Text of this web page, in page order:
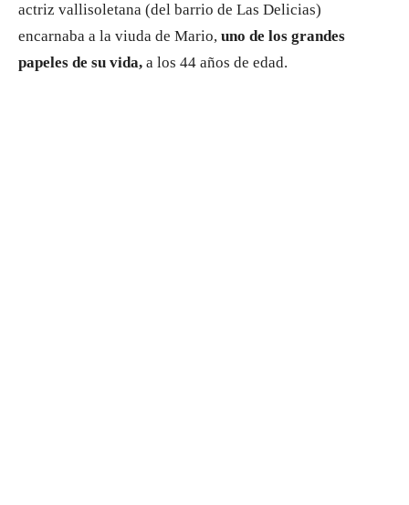
actriz vallisoletana (del barrio de Las Delicias)
encarnaba a la viuda de Mario, uno de los grandes
papeles de su vida, a los 44 años de edad.